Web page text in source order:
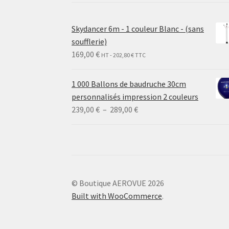
Skydancer 6m - 1 couleur Blanc - (sans
soufflerie)
169,00€ HT -202,80€TTC
1 000 Ballons de baudruche 30cm
personnalisés impression 2 couleurs
239,00€ – 289,00€Plage
© Boutique AEROVUE 2026
Built with WooCommerce.